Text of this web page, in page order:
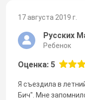
17 августа 2019 г.
Русских
Ребенок
Оценка: 5
Я съездила в
Бич". Мне